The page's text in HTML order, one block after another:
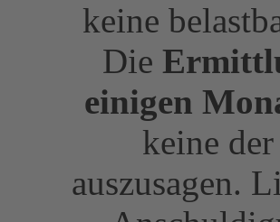
keine
Die
einigen
keine
auszusagen.